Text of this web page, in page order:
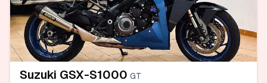
Suzuki GSX-S1000 GT